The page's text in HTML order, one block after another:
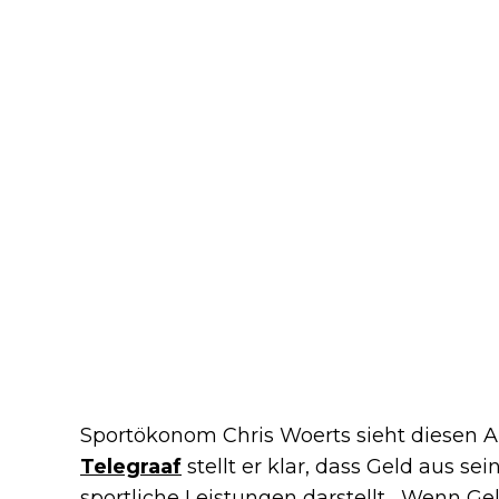
Sportökonom Chris Woerts sieht diesen
Telegraaf stellt er klar, dass Geld aus